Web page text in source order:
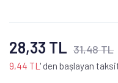
28,33 TL 31,48 TL
9,44 TL ' den başlayan